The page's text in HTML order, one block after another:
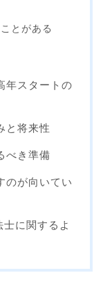
とがある
年スタートの
と将来性
べき準備
のが向いてい
に関するよ